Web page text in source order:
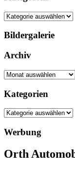
Kategorien
Bildergalerie
Archiv
Archiv
Kategorien
Kategorien
Werbung
Orth